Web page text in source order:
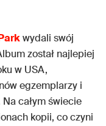
wydali swój
został najlepiej
w USA,
egzemplarzy i
całym świecie
kopii, co czyni